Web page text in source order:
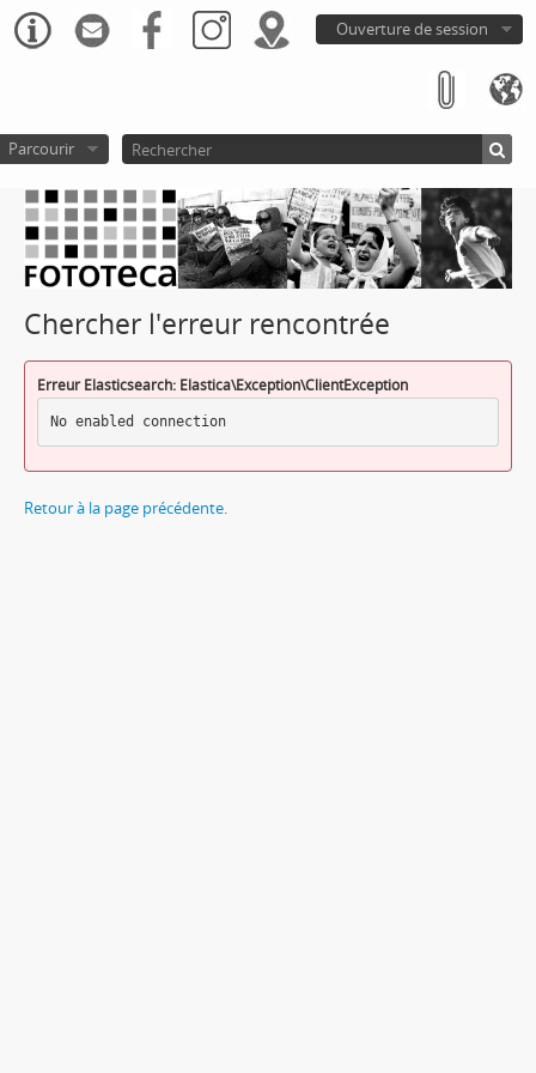
Ouverture de session
Parcourir
Chercher l'erreur rencontrée
Erreur Elasticsearch: Elastica\Exception\ClientException
No enabled connection
Retour à la page précédente.